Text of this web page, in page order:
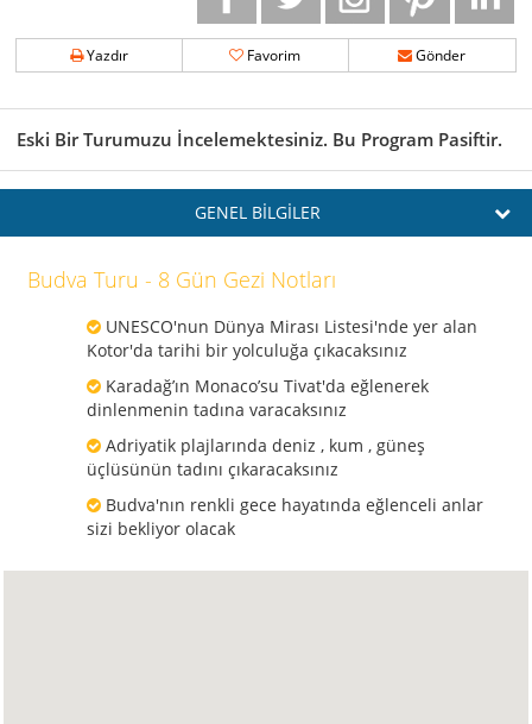
Yazdır Favorim Gönder
Eski Bir Turumuzu İncelemektesiniz. Bu Program Pasiftir.
GENEL BİLGİLER
Budva Turu - 8 Gün Gezi Notları
UNESCO'nun Dünya Mirası Listesi'nde yer alan
Kotor'da tarihi bir yolculuğa çıkacaksınız
Karadağ’ın Monaco’su Tivat'da eğlenerek
dinlenmenin tadına varacaksınız
Adriyatik plajlarında deniz , kum , güneş
üçlüsünün tadını çıkaracaksınız
Budva'nın renkli gece hayatında eğlenceli anlar
sizi bekliyor olacak